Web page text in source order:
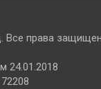
Все права
24.01.2018